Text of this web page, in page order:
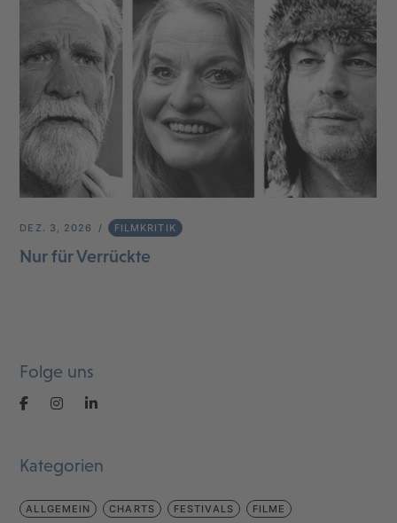
DEZ. 3, 2026 FILMKRITIK
Nur für Verrückte
Folge uns
Kategorien
ALLGEMEIN CHARTS FESTIVALS FILME